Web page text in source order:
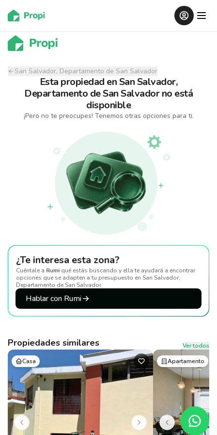
San Salvador, Departamento de San Salvador
Esta propiedad enSan Salvador,
Departamento de San Salvador no está
disponible
¡Pero no te preocupes! Tenemos otras opciones para ti.
¿Te interesa esta zona?
Cuéntale a Rumi qué estás buscando y ella te ayudará a encontrar
opciones que se adapten a tu presupuesto en San Salvador,
Departamento de San Salvador.
Hablar con Rumi
Propiedades similares
Ver todos
Casa
Apartamento